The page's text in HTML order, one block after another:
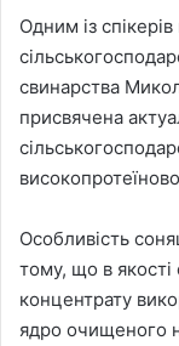
i
l
Одним із
свинарства
присвячена
Особливість
тому, що в
концентрату
ядро очищеного